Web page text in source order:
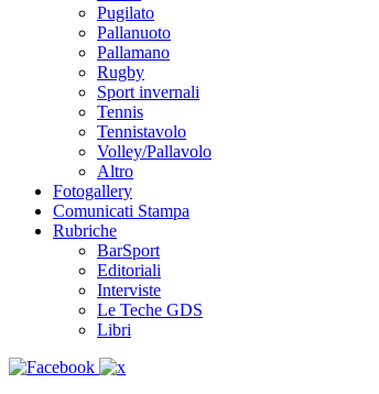
Pugilato
Pallanuoto
Pallamano
Rugby
Sport invernali
Tennis
Tennistavolo
Volley/Pallavolo
Altro
Fotogallery
Comunicati Stampa
Rubriche
BarSport
Editoriali
Interviste
Le Teche GDS
Libri